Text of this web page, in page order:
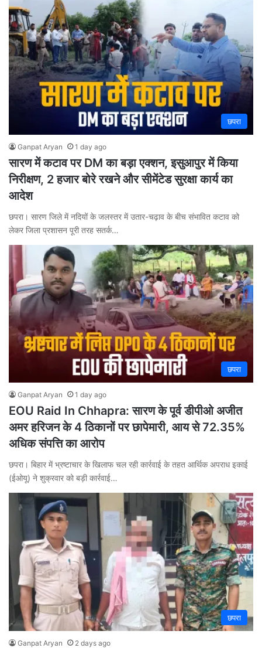
छपरा
Ganpat Aryan 1 day ago
सारण में कटाव पर DM का बड़ा एक्शन, इसुआपुर में किया
निरीक्षण, 2 हजार बोरे रखने और सीमेंटेड सुरक्षा कार्य का
आदेश
छपरा। सारण जिले में नदियों के जलस्तर में उतार-चढ़ाव के बीच संभावित कटाव को
लेकर जिला प्रशासन पूरी तरह सतर्क…
छपरा
Ganpat Aryan 1 day ago
EOU Raid In Chhapra: सारण के पूर्व डीपीओ अजीत
अमर हरिजन के 4 ठिकानों पर छापेमारी, आय से 72.35%
अधिक संपत्ति का आरोप
छपरा। बिहार में भ्रष्टाचार के खिलाफ चल रही कार्रवाई के तहत आर्थिक अपराध इकाई
(ईओयू) ने शुक्रवार को बड़ी कार्रवाई…
छपरा
Ganpat Aryan 2 days ago